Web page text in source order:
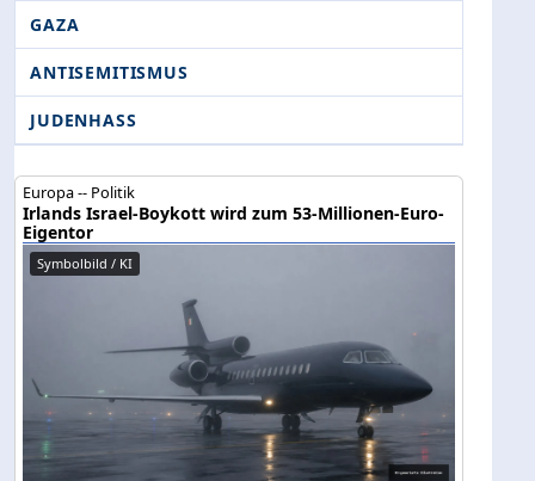
GAZA
ANTISEMITISMUS
JUDENHASS
Europa -- Politik
Irlands Israel-Boykott wird zum 53-Millionen-Euro-
Eigentor
Symbolbild / KI